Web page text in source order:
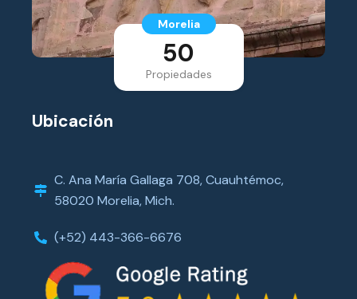
Morelia
50
Propiedades
Ubicación
C. Ana María Gallaga 708, Cuauhtémoc,
58020 Morelia, Mich.
(+52) 443-366-6676